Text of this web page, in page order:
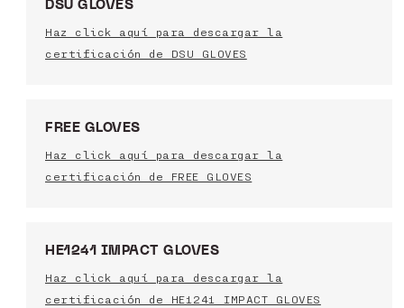
DSU GLOVES
Haz click aquí para descargar la
certificación de DSU GLOVES
FREE GLOVES
Haz click aquí para descargar la
certificación de FREE GLOVES
HE1241 IMPACT GLOVES
Haz click aquí para descargar la
certificación de HE1241 IMPACT GLOVES